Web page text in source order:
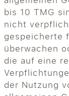
bis 10 TMG
nicht
gespeicherte
überwachen
die auf eine
der Nutzung